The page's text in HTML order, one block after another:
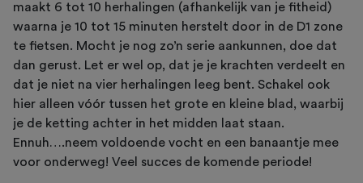
maakt 6 tot 10 herhalingen (afhankelijk van je fitheid)
waarna je 10 tot 15 minuten herstelt door in de D1 zone
te fietsen. Mocht je nog zo’n serie aankunnen, doe dat
dan gerust. Let er wel op, dat je je krachten verdeelt en
dat je niet na vier herhalingen leeg bent. Schakel ook
hier alleen vóór tussen het grote en kleine blad, waarbij
je de ketting achter in het midden laat staan.
Ennuh….neem voldoende vocht en een banaantje mee
voor onderweg! Veel succes de komende periode!